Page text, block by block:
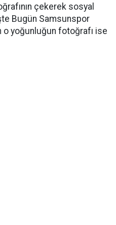
çekerek sosyal
Bugün Samsunspor
o yoğunluğun fotoğrafı ise